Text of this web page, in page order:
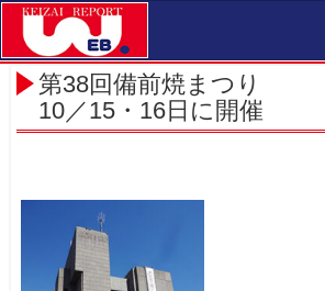
第38回備前焼まつり
10／15・16日に開催